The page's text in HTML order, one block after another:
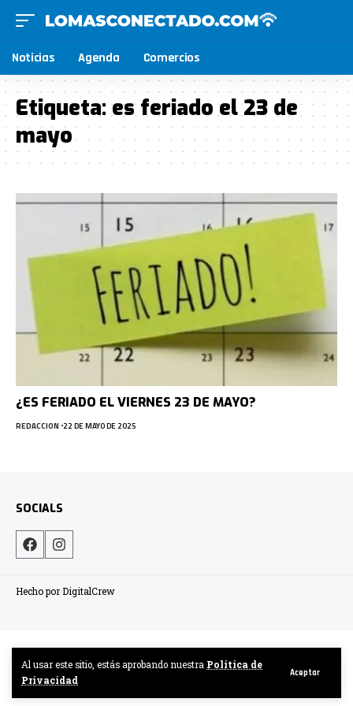
Al usar este sitio, estás aprobando nuestra Politica de
Privacidad
Aceptar
Noticias Agenda Comercios
Etiqueta:es feriado el 23 de
mayo
¿ES FERIADO EL VIERNES 23 DE MAYO?
REDACCION 22 DE MAYO DE 2025
SOCIALS
Hecho por DigitalCrew